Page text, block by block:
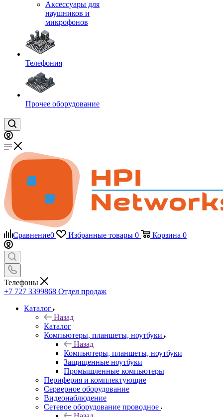
Аксессуары для
наушников и
микрофонов
Телефония
Прочее оборудование
Сравнение0 Избранные товары 0 Корзина 0
Телефоны
+7 727 3399868 Отдел продаж
Каталог
Назад
Каталог
Компьютеры, планшеты, ноутбуки
Назад
Компьютеры, планшеты, ноутбуки
Защищенные ноутбуки
Промышленные компьютеры
Периферия и комплектующие
Серверное оборудование
Видеонаблюдение
Сетевое оборудование проводное